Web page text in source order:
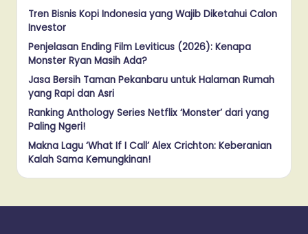
Tren Bisnis Kopi Indonesia yang Wajib Diketahui Calon
Investor
Penjelasan Ending Film Leviticus (2026): Kenapa
Monster Ryan Masih Ada?
Jasa Bersih Taman Pekanbaru untuk Halaman Rumah
yang Rapi dan Asri
Ranking Anthology Series Netflix ‘Monster’ dari yang
Paling Ngeri!
Makna Lagu ‘What If I Call’ Alex Crichton: Keberanian
Kalah Sama Kemungkinan!